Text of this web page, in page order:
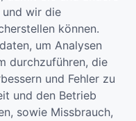
wir die
können.
um Analysen
durchzuführen, die
und Fehler zu
und den Betrieb
sowie Missbrauch,